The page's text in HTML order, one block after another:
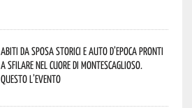
Abiti da sposa storici e auto d’epoca pronti
a sfilare nel cuore di Montescaglioso.
Questo l’evento